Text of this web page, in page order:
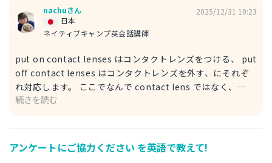
nachuさん
ネイティブキャンプ英会話講師
日本
2025/12/31 10:23
put on contact lenses はコンタクトレンズをつける、 put
off contact lenses はコンタクトレンズを外す、にそれぞ
れ対応します。 ここでなんで contact lens ではなく、
contact lenses なのかというと、両目につけるものなので
す。 メガネを意味する glasses も同じ表現ですね。 日本語
では単数と複数が曖昧な場合が多いものも、英語では明確に
区別されている場合が多いです。 しかし、なぜか sheep
続きを読む
アンケートにご協力ください を英語で教えて!